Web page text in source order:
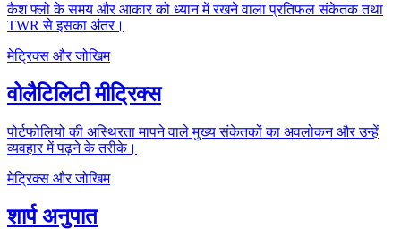
कैश फ्लो के समय और आकार को ध्यान में रखने वाला प्रतिफल संकेतक तथा
TWR से इसका अंतर।
मेट्रिक्स और जोखिम
वोलैटिलिटी मीट्रिक्स
पोर्टफोलियो की अस्थिरता मापने वाले मुख्य संकेतकों का अवलोकन और उन्हें
व्यवहार में पढ़ने के तरीके।
मेट्रिक्स और जोखिम
शार्प अनुपात